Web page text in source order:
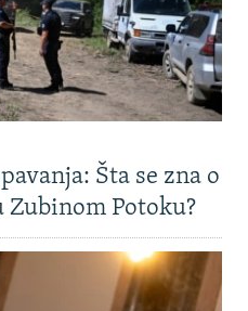
Šta se zna o
Potoku?